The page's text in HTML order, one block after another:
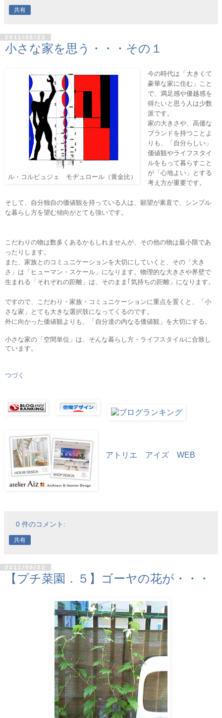
共有
2011/06/23
小さな家を思う・・・その１
ル・コルビュジェ モヂュロール（黄金比）
今の時代は「大きくて
豪華な家に住む」こと
で、満足感や優越感を
得たいと思う人は少数
派です。
家の大きさや、高価な
ブランドを持つことよ
りも、「自分らしい」
価値観やライフスタイ
ルをもって暮らすこと
が「心地よい」とする
考え方が重要です 。
そして、自分独自の価値観を持っている人は、願望が素直で、シンプル
な暮らし方を望む傾向がとても強いです。
こだわりの物は数多くあるかもしれませんが、その他の物は最小限であ
ったりします。
また、家族とのコミュニケーションを大切にしていくと、その「大き
さ」は「ヒューマン・スケール」になります。物理的な大きさや界壁で
生まれる「それぞれの距離」は、そのまま｢気持ちの距離」になります。
ですので、こだわり・家族・コミュニケーションに重点を置くと、「小
さな家」とても大きな選択肢になってくるのです。
外に向かった価値観よりも、「自分達の内なる価値観」を大切にする。
小さな家の「空間単位」は、そんな暮らし方・ライフスタイルに合致し
ています。
つづく
アトリエ アイズ WEB
0 件のコメント:
共有
2011/06/22
【プチ菜園．５】ゴーヤの花が・・・